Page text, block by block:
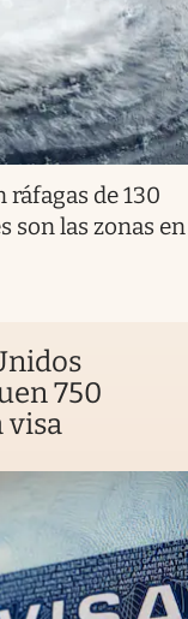
de 130
son las zonas en
750
visa